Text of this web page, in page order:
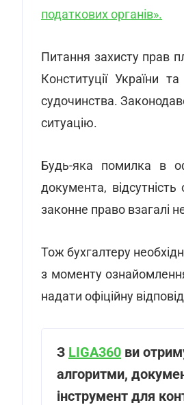
податкових органів».
Питання захисту прав
Конституції України
судочинства.
ситуацію.
Будь-яка помилка в
документа,
законне право взагалі
Тож бухгалтеру
з моменту
надати офіційну
З LIGA360 ви
алгоритми,
інструмент для